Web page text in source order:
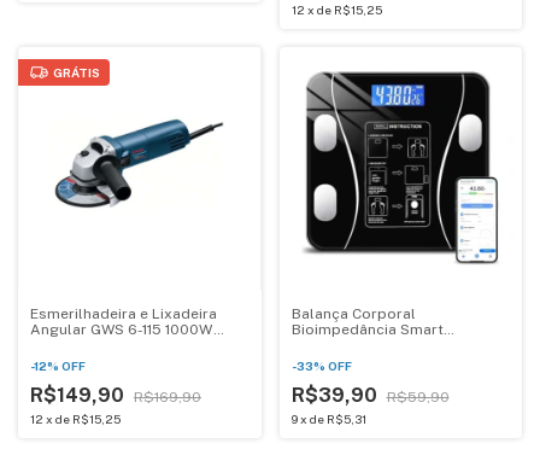
12 x de R$15,25
GRÁTIS
Esmerilhadeira e Lixadeira
Angular GWS 6-115 1000W
-12% OFF
R$149,90 R$169,90
12 x de R$15,25
Balança Corporal
Bioimpedância Smart
-33% OFF
R$39,90 R$59,90
9 x de R$5,31